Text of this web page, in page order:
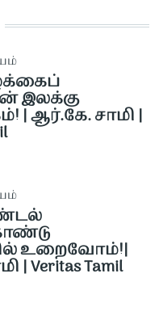
இலக்கு
ஆர்.கே. சாமி |
உறைவோம்!|
| Veritas Tamil